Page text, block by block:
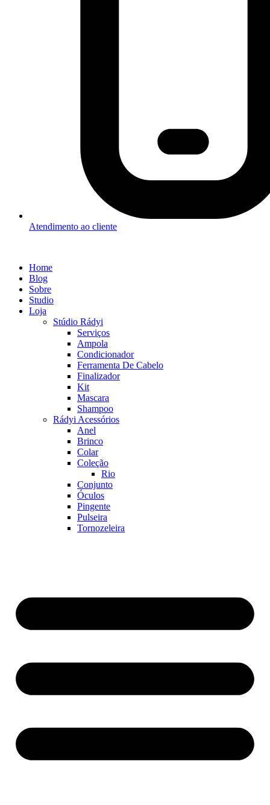
Atendimento ao cliente
Home
Blog
Sobre
Studio
Loja
Stúdio Rádyi
Serviços
Ampola
Condicionador
Ferramenta De Cabelo
Finalizador
Kit
Mascara
Shampoo
Rádyi Acessórios
Anel
Brinco
Colar
Coleção
Rio
Conjunto
Óculos
Pingente
Pulseira
Tornozeleira